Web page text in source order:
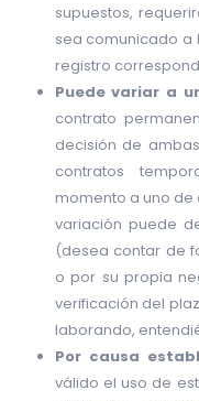
supuestos,
sea comunicado a
registro
Puede variar a
contrato
decisión de
contratos
momento a uno de
variación puede
(desea contar de
o por su propia
verificación del
laborando,
Por causa
válido el uso de